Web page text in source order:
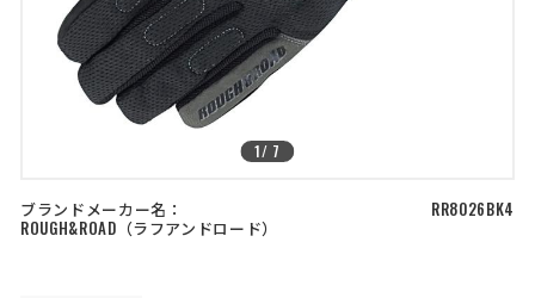
コーポレートサイト
採用情報
特定商取引法に基づく表記
古物営業法に基づく表示/保険勧誘
方針
プライバシーポリシー
カスタマーハラスメントに対する方1/ 7
ブランドメーカー名：
ROUGH&ROAD
ラフアンドロード
RR8026BK4